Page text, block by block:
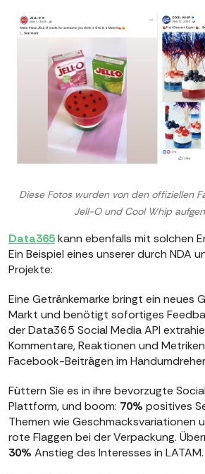
Diese Fotos wurden von den offiziellen
Jell-O und Cool Whip
Data365kann ebenfalls mit solchen
Ein Beispiel eines unserer durch NDA
Projekte:
Eine Getränkemarke bringt ein neues
Markt und benötigt sofortiges
der Data365 Social Media API
Kommentare, Reaktionen und
Facebook-Beiträgen im
Füttern Sie es in ihre bevorzugte
Plattform, und boom: 70% positives
Themen wie Geschmacksvariationen
rote Flaggen bei der Verpackung.
30% Anstieg des Interesses in LATAM.